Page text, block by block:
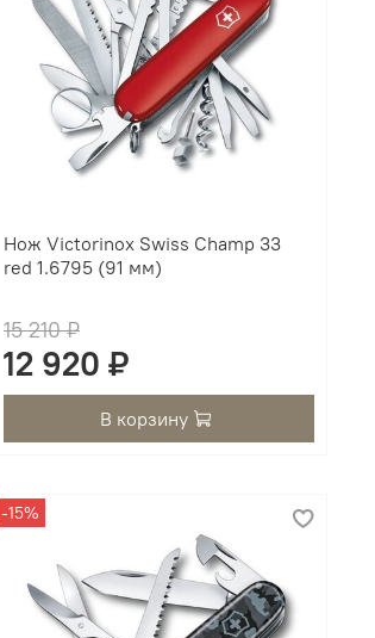
Нож Victorinox Swiss Champ 33
red 1.6795 (91 мм)
15 210 ₽
12 920 ₽
В корзину
-15%